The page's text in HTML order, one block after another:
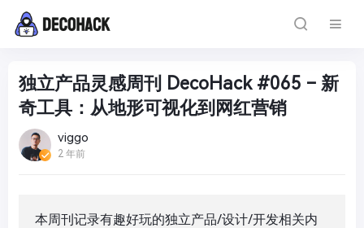
独立产品灵感周刊 DecoHack #065 – 新
奇工具：从地形可视化到网红营销
viggo
2 年前
本周刊记录有趣好玩的独立产品/设计/开发相关内